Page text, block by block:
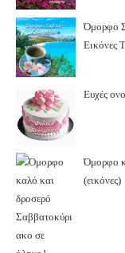
Όμορφο
Εικόνες
Ευχές
Όμορφο
(εικόνες)